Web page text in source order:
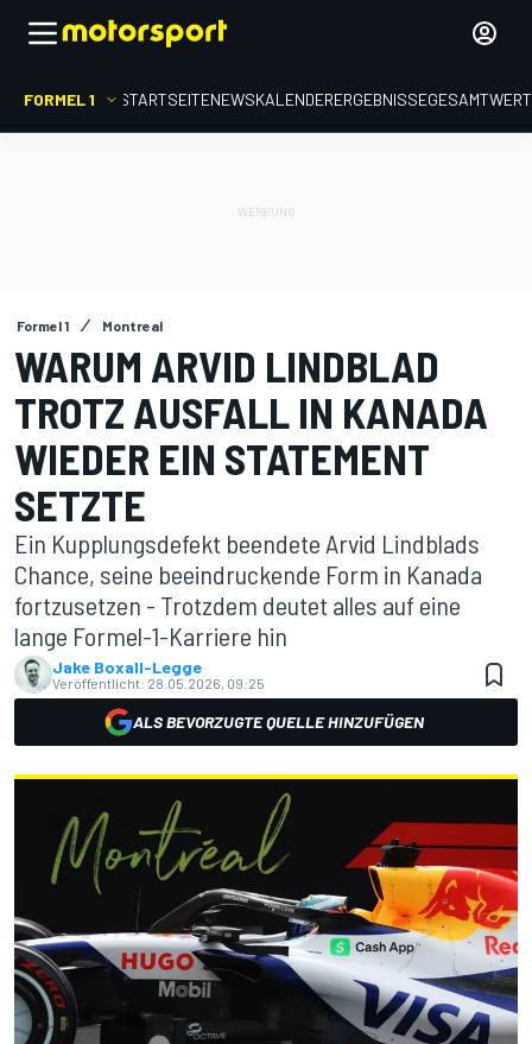
FORMEL 1 STARTSEITENEWSKALENDERERGEBNISSE
Formel 1 Montreal
WARUM ARVID LINDBLAD
TROTZ AUSFALL IN KANADA
WIEDER EIN STATEMENT
SETZTE
Ein Kupplungsdefekt beendete Arvid Lindblads
Chance, seine beeindruckende Form in Kanada
fortzusetzen - Trotzdem deutet alles auf eine
lange Formel-1-Karriere hin
Jake Boxall-Legge
Veröffentlicht: 28.05.2026, 09:25
ALS BEVORZUGTE QUELLE HINZUFÜGEN